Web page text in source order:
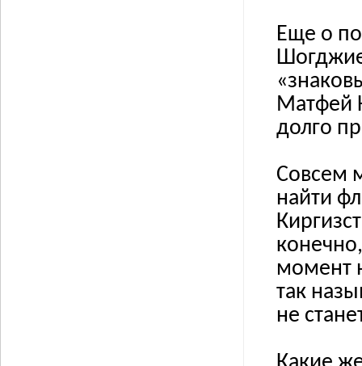
Еще о
Матфей
долго
Совсем
найти
момент
так
не